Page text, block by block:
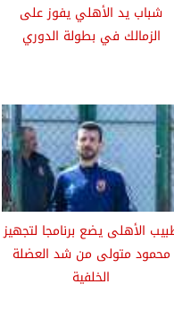
شباب يد الأهلي يفوز على
الزمالك في بطولة الدوري
الأهلى يضع برنامجا لتجهيز
محمود متولى من شد العضلة
الخلفية